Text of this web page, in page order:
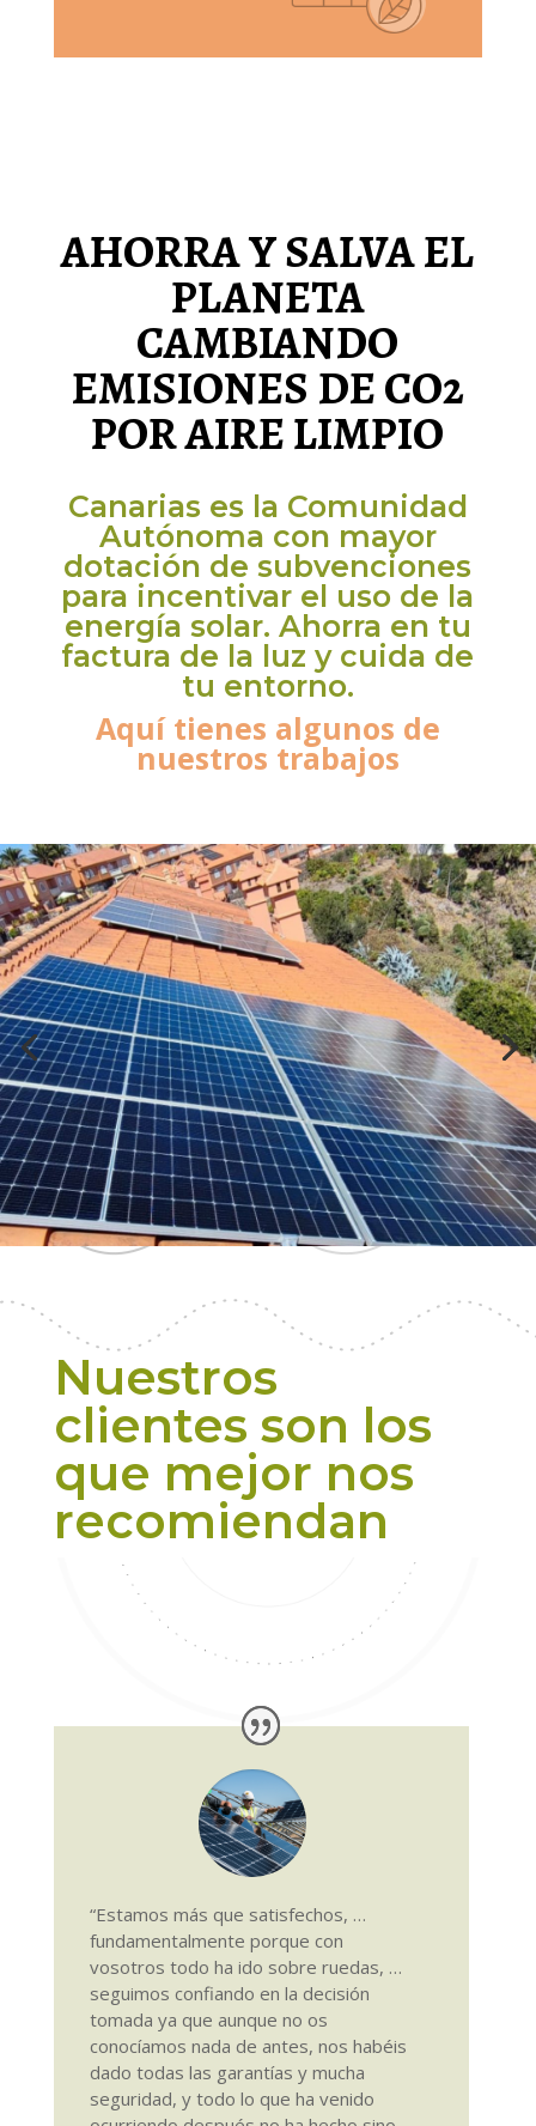
AHORRA Y SALVA EL
PLANETA
CAMBIANDO
EMISIONES DE CO2
POR AIRE LIMPIO
Canarias es la Comunidad
Autónoma con mayor
dotación de subvenciones
para incentivar el uso de la
energía solar. Ahorra en tu
factura de la luz y cuida de
tu entorno.
Aquítienes algunos de
nuestros trabajos
Nuestros
clientes son los
que mejor nos
recomiendan
“Estamos más que satisfechos, …
fundamentalmente porque con
vosotros todo ha ido sobre ruedas, …
seguimos confiando en la decisión
tomada ya que aunque no os
conocíamos nada de antes, nos habéis
dado todas las garantías y mucha
seguridad, y todo lo que ha venido